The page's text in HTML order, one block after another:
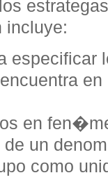
incluye:
especificar
en
en
un
como